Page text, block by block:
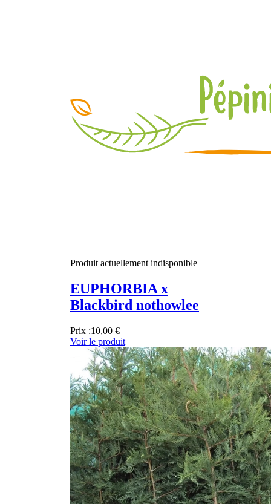
Produit actuellement indisponible
EUPHORBIA x
Blackbird nothowlee
Prix :10,00 €
Voir le produit